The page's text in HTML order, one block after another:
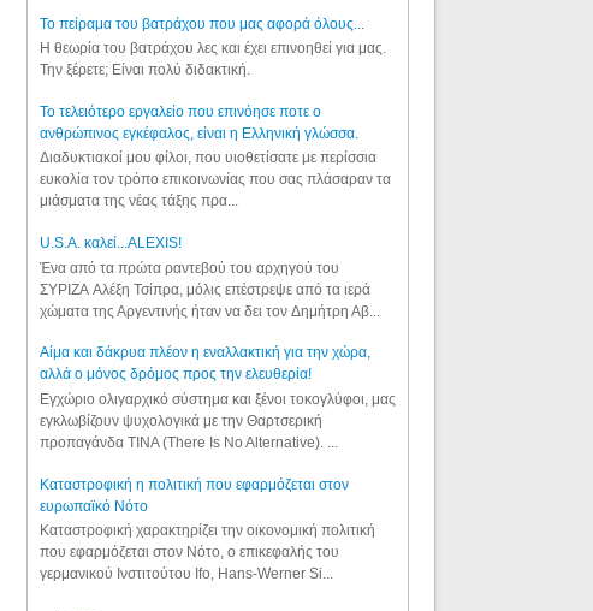
Το πείραμα του βατράχου που μας αφορά όλους...
Η θεωρία του βατράχου λες και έχει επινοηθεί για μας.
Την ξέρετε; Είναι πολύ διδακτική.
Το τελειότερο εργαλείο που επινόησε ποτε ο
ανθρώπινος εγκέφαλος, είναι η Ελληνική γλώσσα.
Διαδυκτιακοί μου φίλοι, που υιοθετίσατε με περίσσια
ευκολία τον τρόπο επικοινωνίας που σας πλάσαραν τα
μιάσματα της νέας τάξης πρα...
U.S.A. καλεί...ALEXIS!
Ένα από τα πρώτα ραντεβού του αρχηγού του
ΣΥΡΙΖΑ Αλέξη Τσίπρα, μόλις επέστρεψε από τα ιερά
χώματα της Αργεντινής ήταν να δει τον Δημήτρη Αβ...
Αίμα και δάκρυα πλέον η εναλλακτική για την χώρα,
αλλά ο μόνος δρόμος προς την ελευθερία!
Εγχώριο ολιγαρχικό σύστημα και ξένοι τοκογλύφοι, μας
εγκλωβίζουν ψυχολογικά με την Θαρτσερική
προπαγάνδα TINA (There Is No Alternative). ...
Καταστροφική η πολιτική που εφαρμόζεται στον
ευρωπαϊκό Νότο
Καταστροφική χαρακτηρίζει την οικονομική πολιτική
που εφαρμόζεται στον Νότο, ο επικεφαλής του
γερμανικού Ινστιτούτου Ifo, Hans-Werner Si...